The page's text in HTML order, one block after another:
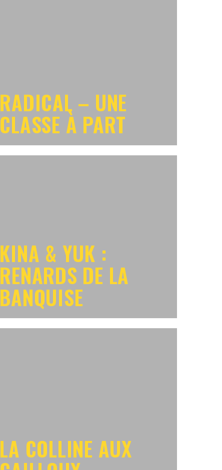
RADICAL – UNE
CLASSE À PART
KINA & YUK :
RENARDS DE LA
BANQUISE
LA COLLINE AUX